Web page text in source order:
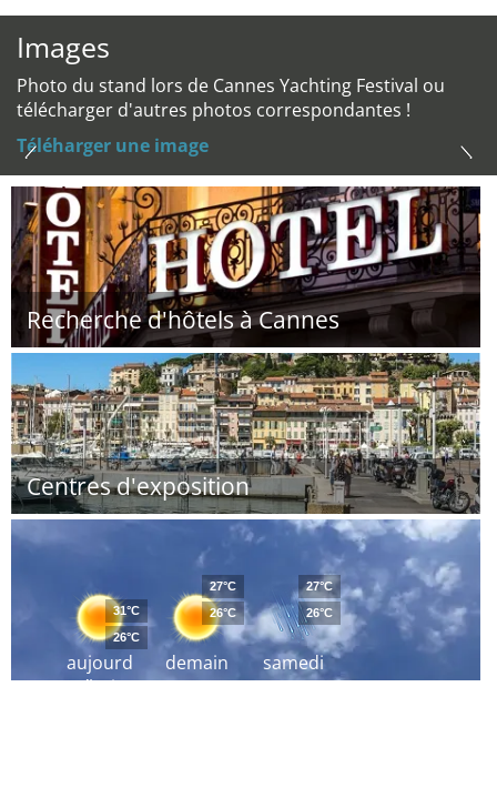
Images
Photo du stand lors de Cannes Yachting Festival ou
télécharger d'autres photos correspondantes !
Téléharger une image
Recherche d'hôtels à Cannes
Centres d'exposition
aujourd
´hui
31°C
26°C
demain
27°C
26°C
samedi
27°C
26°C